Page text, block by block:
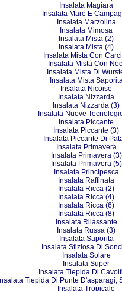
Insalata Magiara
Insalata Mare E
Insalata Marzolina
Insalata Mimosa
Insalata Mista (2)
Insalata Mista (4)
Insalata Mista Con
Insalata Mista Con
Insalata Mista Di
Insalata Mista
Insalata Nicoise
Insalata Nizzarda
Insalata Nizzarda (3)
Insalata Nuove
Insalata Piccante
Insalata Piccante (3)
Insalata Piccante Di
Insalata Primavera
Insalata Primavera (3)
Insalata Primavera (5)
Insalata Principesca
Insalata Raffinata
Insalata Ricca (2)
Insalata Ricca (4)
Insalata Ricca (6)
Insalata Ricca (8)
Insalata Rilassante
Insalata Russa (3)
Insalata Saporita
Insalata Sfiziosa Di
Insalata Solare
Insalata Super
Insalata Tiepida Di
Insalata Tiepida Di Punte D'asparagi,
Insalata Tropicale